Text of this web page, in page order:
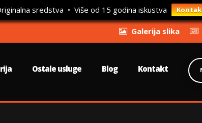
sredstva • Više od 15 godina iskustva
Galerija slika
Ostale usluge Blog Kontakt